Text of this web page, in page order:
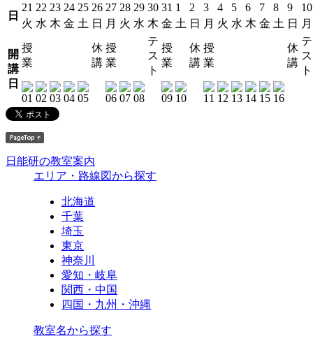
日
21 22 23 24 25 26 27 28 29 30 31 1 2 3 4 5 6 7 8 9
10
火 水 木 金 土 日 月 火 水 木 金 土 日 月 火 水 木 金 土 日 月
開
講
日
授
業
休
講
授
業
テ
ス
ト
授
業
休
講
授
業
休
講
テ
ス
ト
日能研の教室案内
エリア・路線図から探す
北海道
千葉
埼玉
東京
神奈川
愛知・岐阜
関西・中国
四国・九州・沖縄
教室名から探す